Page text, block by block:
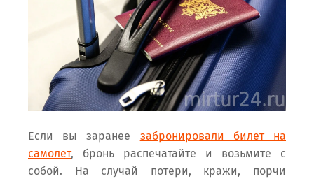
Если вы заранее забронировали билет на
самолет, бронь распечатайте и возьмите с
собой. На случай потери, кражи, порчи